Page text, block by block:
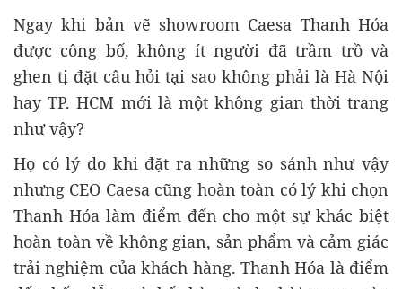
Ngay khi bản vẽ showroom Caesa Thanh Hóa
được công bố, không ít người đã trầm trồ và
ghen tị đặt câu hỏi tại sao không phải là Hà Nội
hay TP. HCM mới là một không gian thời trang
như vậy?
Họ có lý do khi đặt ra những so sánh như vậy
nhưng CEO Caesa cũng hoàn toàn có lý khi chọn
Thanh Hóa làm điểm đến cho một sự khác biệt
hoàn toàn về không gian, sản phẩm và cảm giác
trải nghiệm của khách hàng. Thanh Hóa là điểm